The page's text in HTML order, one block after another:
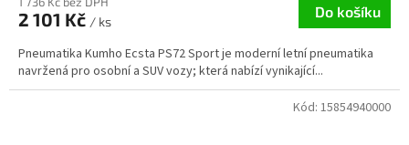
2 101 Kč / ks
Do košíku
Pneumatika Kumho Ecsta PS72 Sport je moderní letní pneumatika
navržená pro osobní a SUV vozy; která nabízí vynikající...
Kód: 15854940000